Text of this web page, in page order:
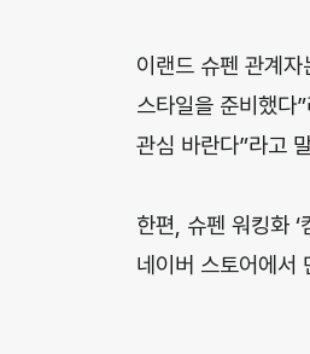
이랜드 슈펜 관계
스타일을 준비했다
관심 바란다”라고
한편, 슈펜 워킹화
네이버 스토어에서